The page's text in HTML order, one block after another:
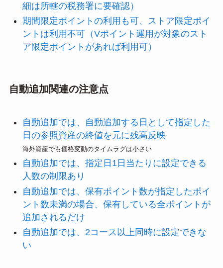
細は所轄の税務署に要確認）
期間限定ポイントの利用も可、ストア限定ポイ
ントは利用不可（Vポイント運用が対象のスト
ア限定ポイントがあれば利用可）
自動追加関連の注意点
自動追加では、自動追加する日として指定した
日の参照資産の終値を元に残高反映
海外資産でも価格変動のタイムラグは小さい
自動追加では、指定日1日当たりに設定できる
人数の制限あり
自動追加では、保有ポイント数が指定したポイ
ント数未満の場合、保有している全ポイントが
追加されるだけ
自動追加では、2コース以上同時に設定できな
い